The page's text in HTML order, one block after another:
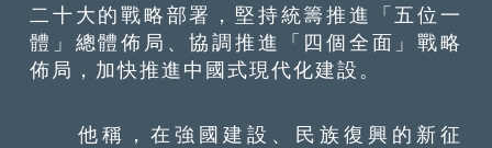
二十大的戰略部署，堅持統籌推進「五位一
體」總體佈局、協調推進「四個全面」戰略
佈局，加快推進中國式現代化建設。
他稱，在強國建設、民族復興的新征